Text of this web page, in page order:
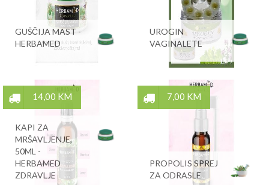
GUŠČIJA MAST -
HERBAMED
UROGIN
VAGINALETE
14,00 KM
KAPI ZA
MRŠAVLJENJE,
50ML -
HERBAMED
ZDRAVLJE
7,00 KM
PROPOLIS SPREJ
ZA ODRASLE